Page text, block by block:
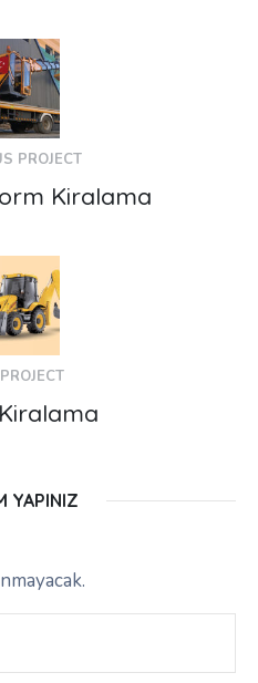
PROJECT
Kiralama
YAPINIZ